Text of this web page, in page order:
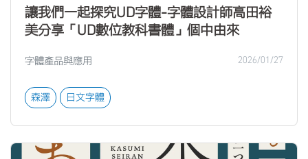
讓我們一起探究UD字體-字體設計師高田裕
美分享「UD數位教科書體」個中由來
字體產品與應用 2026/01/27
森澤 日文字體